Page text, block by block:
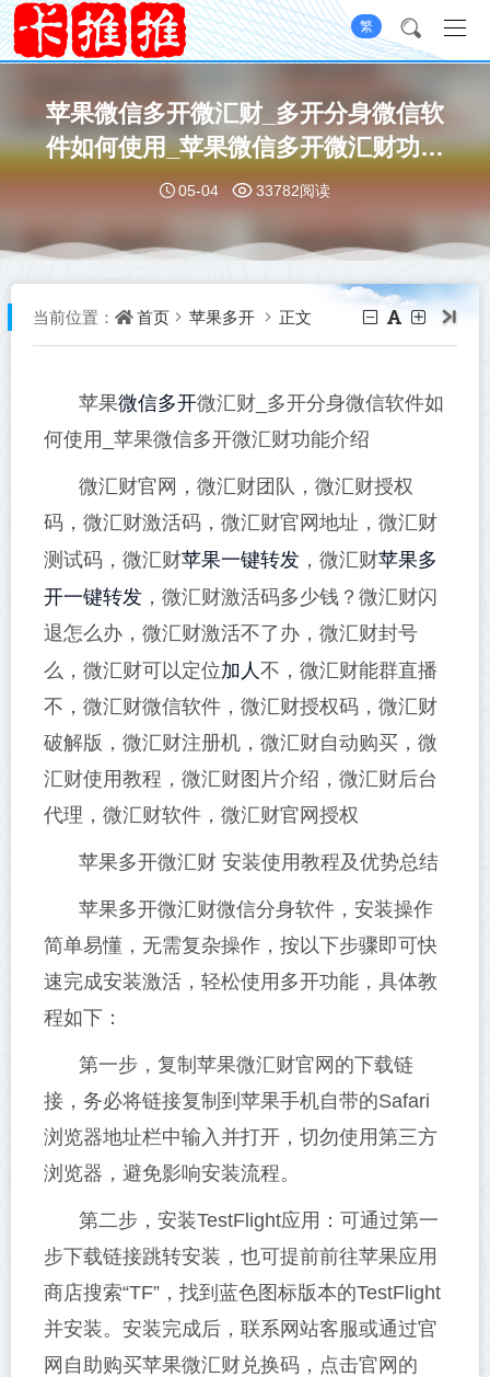
繁
苹果微信多开微汇财_多开分身微信软
件如何使用_苹果微信多开微汇财功能
介绍
05-04 33782阅读
当前位置： 首页 苹果多开 正文
苹果微信多开微汇财_多开分身微信软件如
何使用_苹果微信多开微汇财功能介绍
微汇财官网，微汇财团队，微汇财授权
码，微汇财激活码，微汇财官网地址，微汇财
测试码，微汇财苹果一键转发 ，微汇财苹果多
开一键转发 ，微汇财激活码多少钱？微汇财闪
退怎么办，微汇财激活不了办，微汇财封号
么，微汇财可以定位加人不，微汇财能群直播
不，微汇财微信软件，微汇财授权码，微汇财
破解版，微汇财注册机，微汇财自动购买，微
汇财使用教程，微汇财图片介绍，微汇财后台
代理，微汇财软件，微汇财官网授权
苹果多开微汇财 安装使用教程及优势总结
苹果多开微汇财微信分身软件，安装操作
简单易懂，无需复杂操作，按以下步骤即可快
速完成安装激活，轻松使用多开功能，具体教
程如下：
第一步，复制苹果微汇财官网的下载链
接，务必将链接复制到苹果手机自带的Safari
浏览器地址栏中输入并打开，切勿使用第三方
浏览器，避免影响安装流程。
第二步，安装TestFlight应用：可通过第一
步下载链接跳转安装，也可提前前往苹果应用
商店搜索“TF”，找到蓝色图标版本的TestFlight
并安装。安装完成后，联系网站客服或通过官
网自助购买苹果微汇财兑换码，点击官网的